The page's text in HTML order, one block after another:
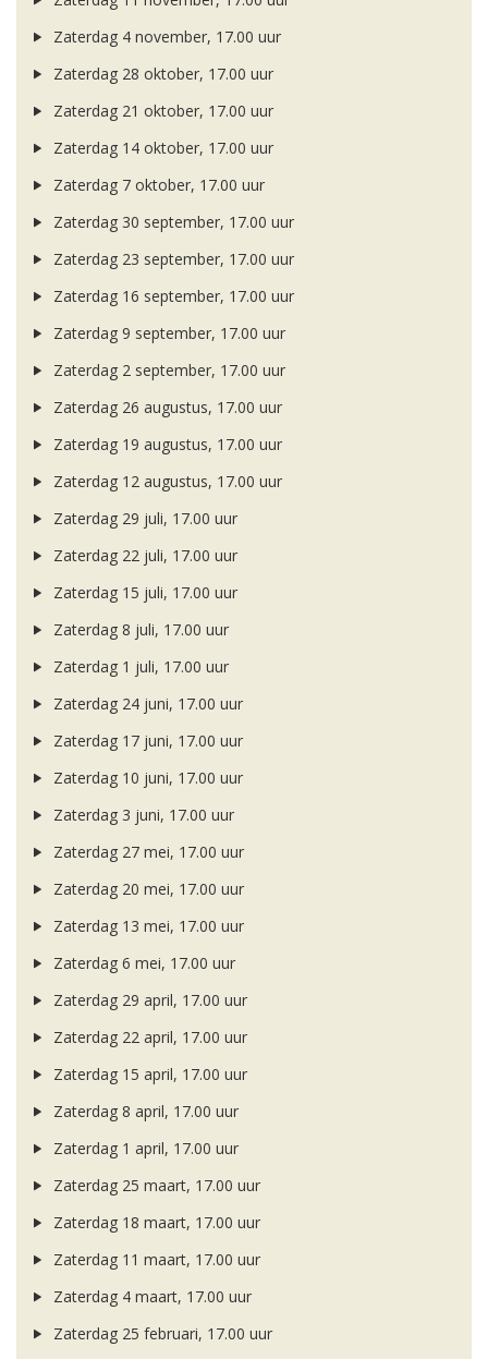
Zaterdag 4 november, 17.00 uur
Zaterdag 28 oktober, 17.00 uur
Zaterdag 21 oktober, 17.00 uur
Zaterdag 14 oktober, 17.00 uur
Zaterdag 7 oktober, 17.00 uur
Zaterdag 30 september, 17.00 uur
Zaterdag 23 september, 17.00 uur
Zaterdag 16 september, 17.00 uur
Zaterdag 9 september, 17.00 uur
Zaterdag 2 september, 17.00 uur
Zaterdag 26 augustus, 17.00 uur
Zaterdag 19 augustus, 17.00 uur
Zaterdag 12 augustus, 17.00 uur
Zaterdag 29 juli, 17.00 uur
Zaterdag 22 juli, 17.00 uur
Zaterdag 15 juli, 17.00 uur
Zaterdag 8 juli, 17.00 uur
Zaterdag 1 juli, 17.00 uur
Zaterdag 24 juni, 17.00 uur
Zaterdag 17 juni, 17.00 uur
Zaterdag 10 juni, 17.00 uur
Zaterdag 3 juni, 17.00 uur
Zaterdag 27 mei, 17.00 uur
Zaterdag 20 mei, 17.00 uur
Zaterdag 13 mei, 17.00 uur
Zaterdag 6 mei, 17.00 uur
Zaterdag 29 april, 17.00 uur
Zaterdag 22 april, 17.00 uur
Zaterdag 15 april, 17.00 uur
Zaterdag 8 april, 17.00 uur
Zaterdag 1 april, 17.00 uur
Zaterdag 25 maart, 17.00 uur
Zaterdag 18 maart, 17.00 uur
Zaterdag 11 maart, 17.00 uur
Zaterdag 4 maart, 17.00 uur
Zaterdag 25 februari, 17.00 uur